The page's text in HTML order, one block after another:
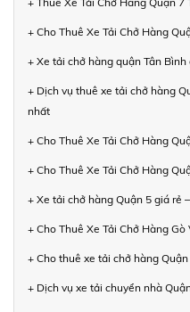
+ Cho Thuê Xe Tải Chở Hàng
+ Xe tải chở hàng quận Tân
+ Dịch vụ thuê xe tải chở hàng
nhất
+ Cho Thuê Xe Tải Chở Hàng
+ Cho Thuê Xe Tải Chở Hàng
+ Xe tải chở hàng Quận 5 giá rẻ
+ Cho Thuê Xe Tải Chở Hàng Gò
+ Cho thuê xe tải chở hàng
+ Dịch vụ xe tải chuyển nhà